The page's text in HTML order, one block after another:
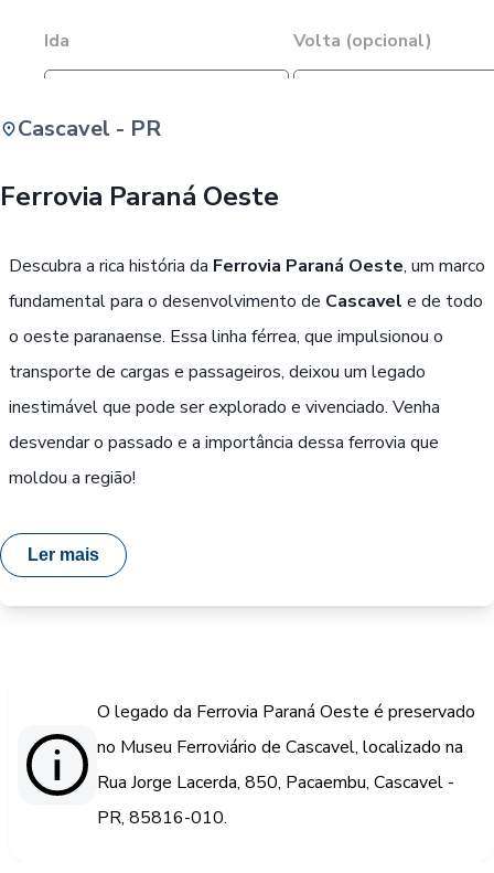
Ida Volta (opcional)
Cascavel - PR
Ferrovia Paraná Oeste
Descubra a rica história da Ferrovia Paraná Oeste, um marco
fundamental para o desenvolvimento de Cascavel e de todo
o oeste paranaense. Essa linha férrea, que impulsionou o
transporte de cargas e passageiros, deixou um legado
inestimável que pode ser explorado e vivenciado. Venha
desvendar o passado e a importância dessa ferrovia que
moldou a região!
Ler mais
O legado da Ferrovia Paraná Oeste é preservado
no Museu Ferroviário de Cascavel, localizado na
Rua Jorge Lacerda, 850, Pacaembu, Cascavel -
PR, 85816-010.